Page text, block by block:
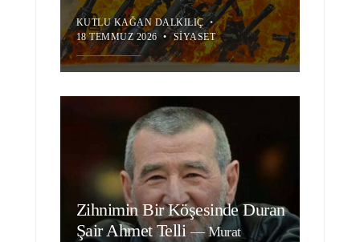
KUTLU KAĞAN DALKILIÇ •
18 TEMMUZ 2026 • SIYASET
Zihnimin Bir Köşesinde Duran
Şair Ahmet Telli—Murat